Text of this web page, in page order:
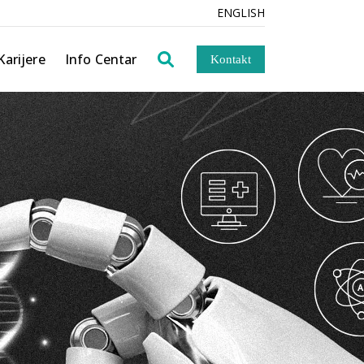
ENGLISH
Info Centar
Novosti
Blog
Kontakt
–
Fina
Novosti